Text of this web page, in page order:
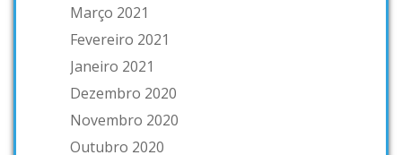
Março 2021
Fevereiro 2021
Janeiro 2021
Dezembro 2020
Novembro 2020
Outubro 2020